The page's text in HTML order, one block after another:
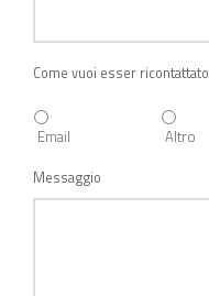
Come vuoi esser ricontattato
Email Altro
Messaggio